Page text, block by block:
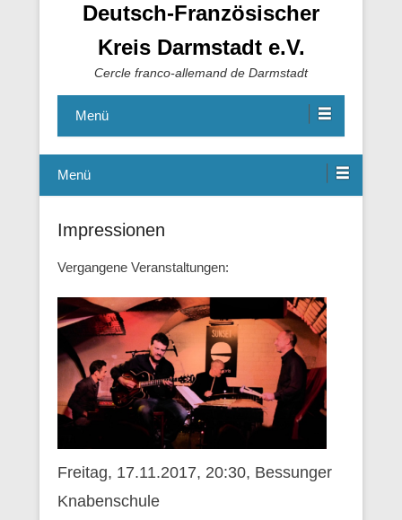
Deutsch-Französischer
Kreis Darmstadt e.V.
Cercle franco-allemand de Darmstadt
Menü
Menü
Impressionen
Vergangene Veranstaltungen:
Freitag, 17.11.2017, 20:30, Bessunger
Knabenschule